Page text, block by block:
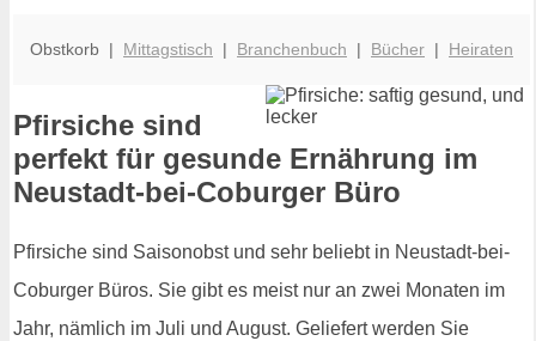
Obstkorb | Mittagstisch | Branchenbuch | Bücher | Heiraten
Pfirsiche sind
perfekt für gesunde Ernährung im
Neustadt-bei-Coburger Büro
Pfirsiche sind Saisonobst und sehr beliebt in Neustadt-bei-
Coburger Büros. Sie gibt es meist nur an zwei Monaten im
Jahr, nämlich im Juli und August. Geliefert werden Sie